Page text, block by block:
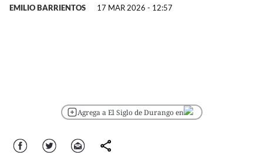
EMILIO BARRIENTOS 17 MAR 2026 - 12:57
Agrega a El Siglo de Durango en
Facebook Twitter Correo comparte